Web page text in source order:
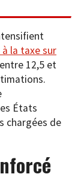
la taxe sur
12,5 et
États
chargées de